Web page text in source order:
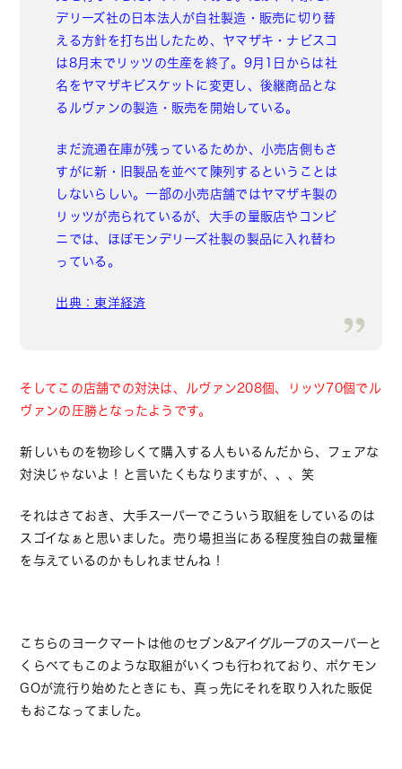
デリーズ社の日本法人が自社製造・販売に切り替
える方針を打ち出したため、ヤマザキ・ナビスコ
は8月末でリッツの生産を終了。9月1日からは社
名をヤマザキビスケットに変更し、後継商品とな
るルヴァンの製造・販売を開始している。
まだ流通在庫が残っているためか、小売店側もさ
すがに新・旧製品を並べて陳列するということは
しないらしい。一部の小売店舗ではヤマザキ製の
リッツが売られているが、大手の量販店やコンビ
ニでは、ほぼモンデリーズ社製の製品に入れ替わ
っている。
出典：東洋経済
そしてこの店舗での対決は、ルヴァン208個、リッツ70個でル
ヴァンの圧勝となったようです。
新しいものを物珍しくて購入する人もいるんだから、フェアな
対決じゃないよ！と言いたくもなりますが、、、笑
それはさておき、大手スーパーでこういう取組をしているのは
スゴイなぁと思いました。売り場担当にある程度独自の裁量権
を与えているのかもしれませんね！
こちらのヨークマートは他のセブン&アイグループのスーパーと
くらべてもこのような取組がいくつも行われており、ポケモン
GOが流行り始めたときにも、真っ先にそれを取り入れた販促
もおこなってました。